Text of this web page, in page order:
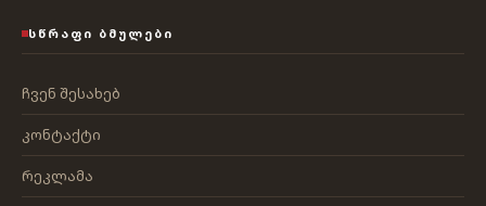
ᲡᲬᲠᲐᲤᲘ ᲑᲛᲣᲚᲔᲑᲘ
ჩვენ შესახებ
კონტაქტი
რეკლამა